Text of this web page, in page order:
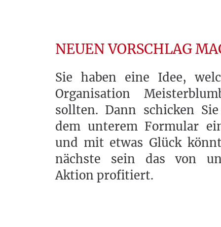
NEUEN VORSCHLAG
Sie haben eine Idee,
Organisation
sollten. Dann schicken
dem unterem Formular
und mit etwas Glück
nächste sein das von
Aktion profitiert.